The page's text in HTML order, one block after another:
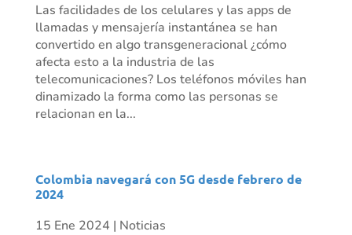
Las facilidades de los celulares y las apps de
llamadas y mensajería instantánea se han
convertido en algo transgeneracional ¿cómo
afecta esto a la industria de las
telecomunicaciones? Los teléfonos móviles han
dinamizado la forma como las personas se
relacionan en la...
Colombia navegará con 5G desde febrero de
2024
15 Ene 2024 | Noticias